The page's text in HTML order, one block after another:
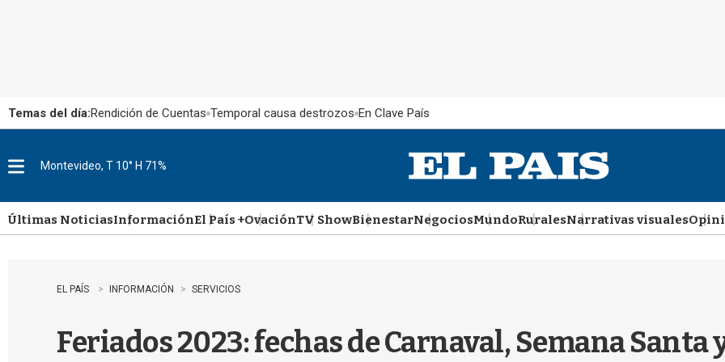
Temas del día:Rendición de Cuentas Temporal causa destrozos En Clave País
u
Montevideo, T 10° H 71%
Últimas NoticiasInformaciónEl País +OvaciónTV ShowBienestarNegociosMundoRuralesNarrativas visuales
EL PAÍS INFORMACIÓN SERVICIOS
Feriados 2023: fechas de Carnaval, Semana Santa